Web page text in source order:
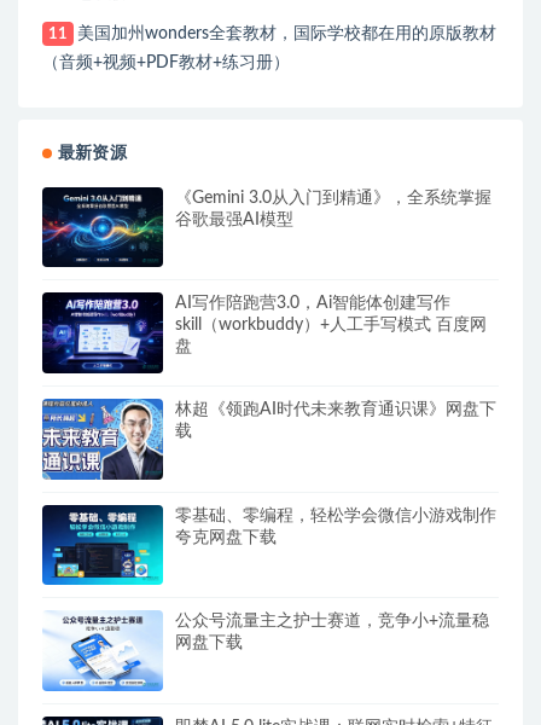
11
美国加州wonders全套教材，国际学校都在用的原版教材
（音频+视频+PDF教材+练习册）
最新资源
《Gemini 3.0从入门到精通》，全系统掌握
谷歌最强AI模型
AI写作陪跑营3.0，Ai智能体创建写作
skill（workbuddy）+人工手写模式 百度网
盘
林超《领跑AI时代未来教育通识课》网盘下
载
零基础、零编程，轻松学会微信小游戏制作
夸克网盘下载
公众号流量主之护士赛道，竞争小+流量稳
网盘下载